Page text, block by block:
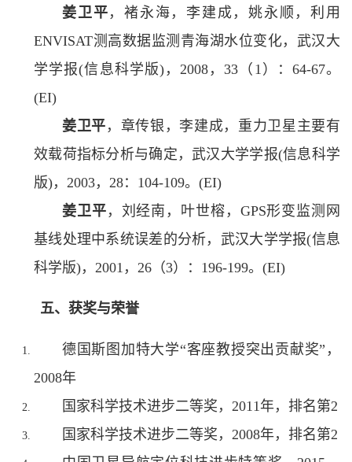
姜卫平 ，褚永海，李建成，姚永顺，利用
ENVISAT测高数据监测青海湖水位变化，武汉大
学学报(信息科学版)，2008，33（1）：64-67。
(EI)
姜卫平 ，章传银，李建成，重力卫星主要有
效载荷指标分析与确定，武汉大学学报(信息科学
版)，2003，28：104-109。(EI)
姜卫平 ，刘经南，叶世榕，GPS形变监测网
基线处理中系统误差的分析，武汉大学学报(信息
科学版)，2001，26（3）：196-199。(EI)
五、获奖与荣誉
德国斯图加特大学“客座教授突出贡献奖”，
2008年
国家科学技术进步二等奖，2011年，排名第2
国家科学技术进步二等奖，2008年，排名第2